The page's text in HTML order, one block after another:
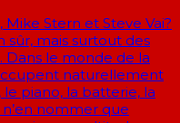
Stern et Steve Vai?
sûr, mais surtout des
Dans le monde de la
naturellement
piano, la batterie, la
nommer que